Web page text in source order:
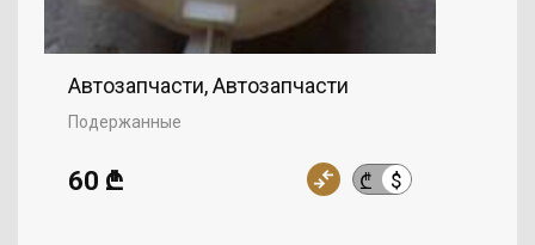
Автозапчасти, Автозапчасти
Подержанные
₾ $
60 ₾